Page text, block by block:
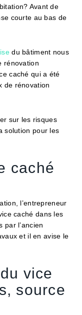
Avant de
courte au bas de
du bâtiment nous
rénovation
caché qui a été
de rénovation
sur les risques
solution pour les
caché
l’entrepreneur
caché dans les
par l’ancien
et il en avise le
vice
source